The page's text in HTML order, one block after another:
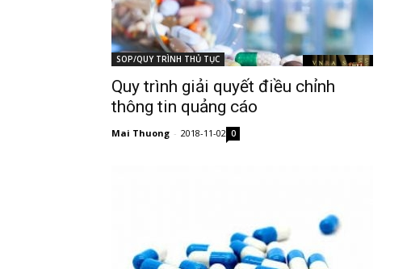
SOP/QUY TRÌNH THỦ TỤC
Quy trình giải quyết điều chỉnh
thông tin quảng cáo
Mai Thuong - 2018-11-02 0